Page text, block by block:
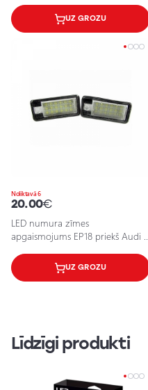
UZ GROZU
Noliktavā 6
20.00€
LED numura zīmes
apgaismojums EP18 priekš Audi /
UZ GROZU
Līdzīgi produkti